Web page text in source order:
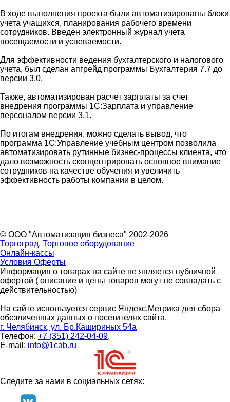
В ходе выполнения проекта были автоматизированы блоки
учета учащихся, планирования рабочего времени
сотрудников. Введен электронный журнал учета
посещаемости и успеваемости.
Для эффективности ведения бухгалтерского и налогового
учета, был сделан апгрейд программы Бухгалтерия 7.7 до
версии 3.0.
Также, автоматизирован расчет зарплаты за счет
внедрения программы 1С:Зарплата и управление
персоналом версии 3.1.
По итогам внедрения, можно сделать вывод, что
программа 1С:Управление учебным центром позволила
автоматизировать рутинные бизнес-процессы клиента, что
дало возможность сконцентрировать основное внимание
сотрудников на качестве обучения и увеличить
эффективность работы компании в целом.
© ООО "Автоматизация бизнеса" 2002-2026
Торгоград. Торговое оборудование
Онлайн-кассы
Условия Оферты
Информация о товарах на сайте не является публичной
офертой ( описание и цены товаров могут не совпадать с
действительностью)
На сайте используется сервис Яндекс.Метрика для сбора
обезличенных данных о посетителях сайта.
г. Челябинск, ул. Бр.Кашириных 54а
Телефон: +7 (351) 242-04-09,
E-mail: info@1cab.ru
Следите за нами в социальных сетях: